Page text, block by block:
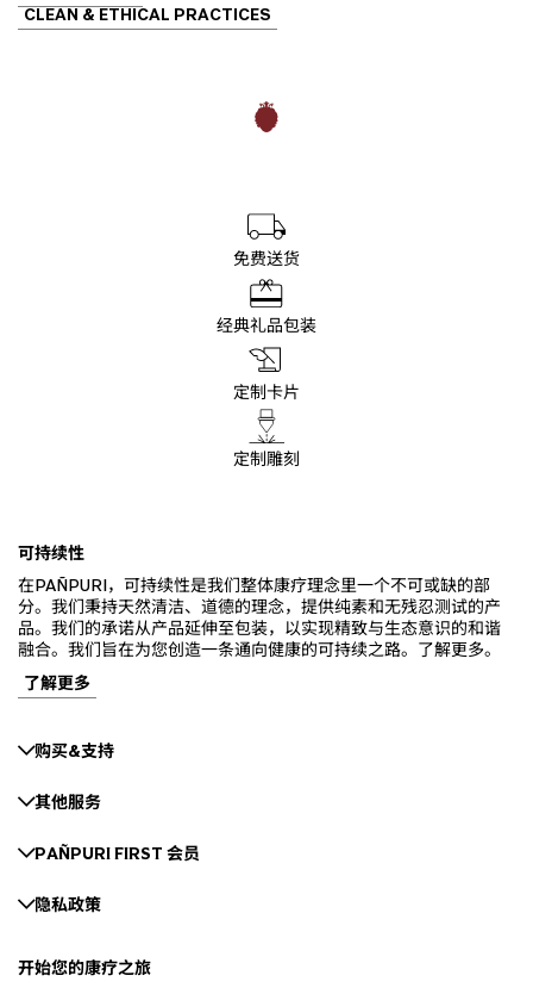
CLEAN & ETHICAL PRACTICES
免费送货
经典礼品包装
定制卡片
定制雕刻
可持续性
在PAÑPURI，可持续性是我们整体康疗理念里一个不可或缺的部
分。我们秉持天然清洁、道德的理念，提供纯素和无残忍测试的产
品。我们的承诺从产品延伸至包装，以实现精致与生态意识的和谐
融合。我们旨在为您创造一条通向健康的可持续之路。了解更多。
了解更多
购买&支持
其他服务
PAÑPURI FIRST 会员
隐私政策
开始您的康疗之旅